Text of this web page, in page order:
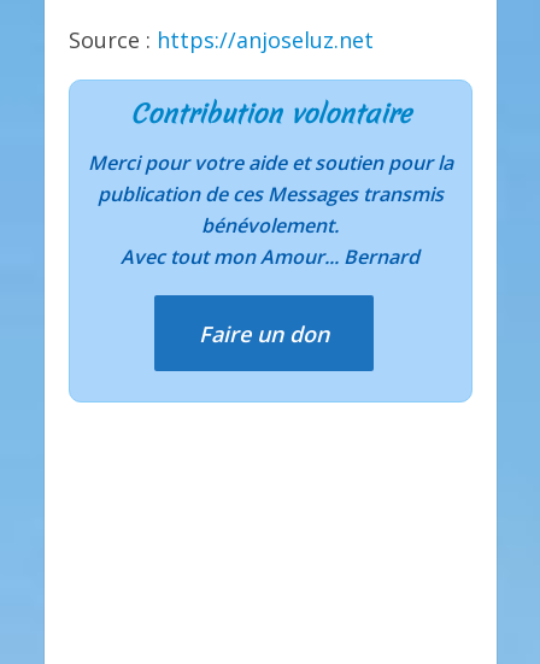
Source : https://anjoseluz.net
Contribution volontaire
Merci pour votre aide et soutien pour la
publication de ces Messages transmis
bénévolement.
Avec tout mon Amour... Bernard
Faire un don